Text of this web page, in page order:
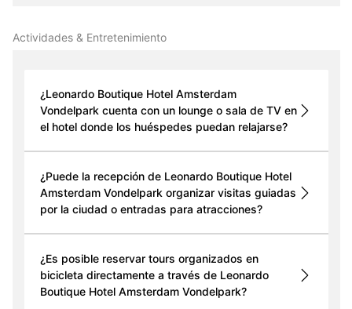
Actividades & Entretenimiento
¿Leonardo Boutique Hotel Amsterdam
Vondelpark cuenta con un lounge o sala de TV en
el hotel donde los huéspedes puedan relajarse?
¿Puede la recepción de Leonardo Boutique Hotel
Amsterdam Vondelpark organizar visitas guiadas
por la ciudad o entradas para atracciones?
¿Es posible reservar tours organizados en
bicicleta directamente a través de Leonardo
Boutique Hotel Amsterdam Vondelpark?